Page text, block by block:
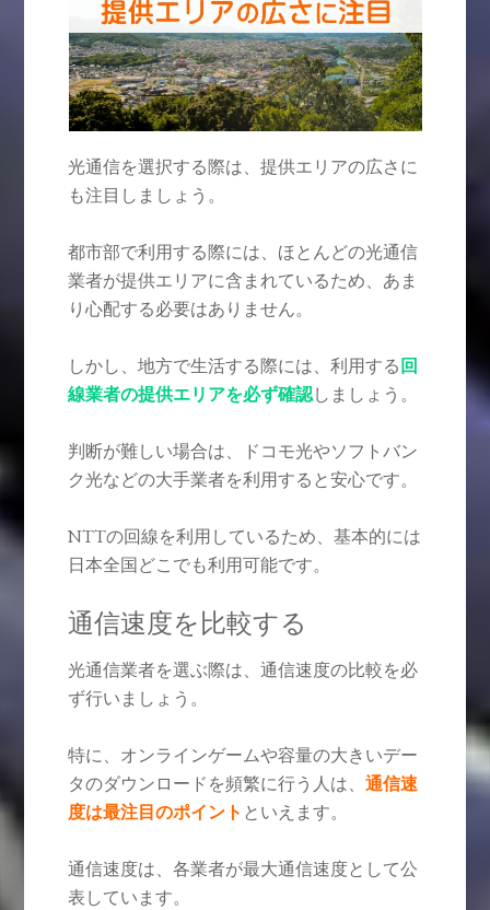
光通信を選択する際は、提供エリアの広さに
も注目しましょう。
都市部で利用する際には、ほとんどの光通信
業者が提供エリアに含まれているため、あま
り心配する必要はありません。
しかし、地方で生活する際には、利用する 回
線業者の提供エリアを必ず確認しましょう。
判断が難しい場合は、ドコモ光やソフトバン
ク光などの大手業者を利用すると安心です。
NTTの回線を利用しているため、基本的には
日本全国どこでも利用可能です。
通信速度を比較する
光通信業者を選ぶ際は、通信速度の比較を必
ず行いましょう。
特に、オンラインゲームや容量の大きいデー
タのダウンロードを頻繁に行う人は、通信速
度は最注目のポイント といえます。
通信速度は、各業者が最大通信速度として公
表しています。